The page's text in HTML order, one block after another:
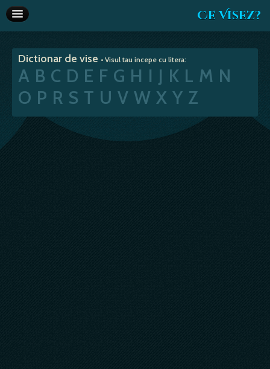
Ce Visez?
Interpretare vise
Articole
Va recomandam
Dictionar de vise • Visul tau incepe cu litera:
A B C D E F G H I J K L M N
O P R S T U V W X Y Z